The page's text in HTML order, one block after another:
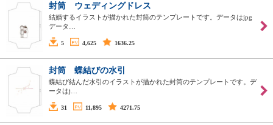
封筒 ウェディングドレス
結婚するイラストが描かれた封筒のテンプレートです。データはjpg
データ…
5 4,625 1636.25
封筒 蝶結びの水引
蝶結び結んだ水引のイラストが描かれた封筒のテンプレートです。デ
ータはj…
31 11,895 4271.75